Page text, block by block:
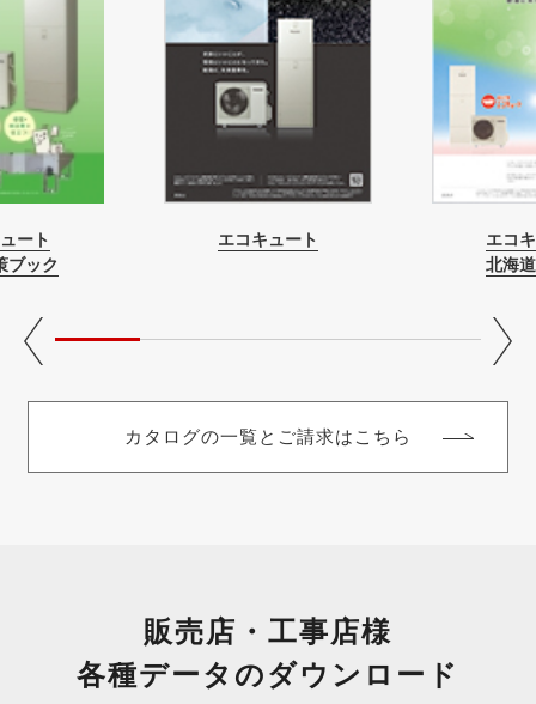
ート
ブック
エコキュート
エコ
北海
カタログの一覧とご請求はこちら
販売店・工事店様
各種データのダウンロード